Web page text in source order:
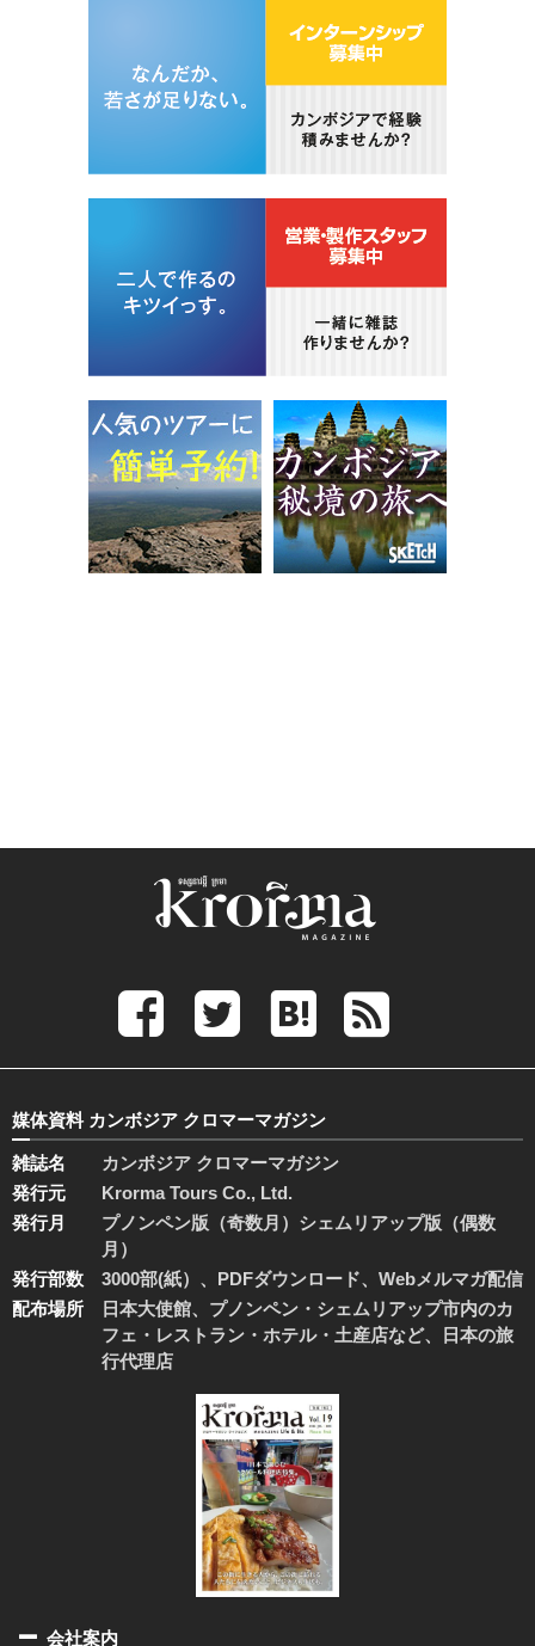
媒体資料 カンボジア クロマーマガジン
雑誌名
カンボジア クロマーマガジン
発行元
Krorma Tours Co., Ltd.
発行月
プノンペン版（奇数月）シェムリアップ版（偶数
月）
発行部数
3000部(紙）、PDFダウンロード、Webメルマガ配信
配布場所
日本大使館、プノンペン・シェムリアップ市内のカ
フェ・レストラン・ホテル・土産店など、日本の旅
行代理店
会社案内